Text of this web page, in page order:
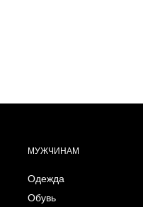
МУЖЧИНАМ
Одежда
Обувь